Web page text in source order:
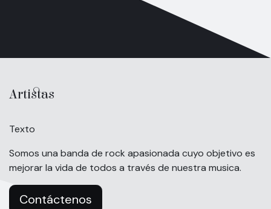
Artistas
Texto
Somos una banda de rock apasionada cuyo objetivo es
mejorar la vida de todos a través de nuestra musica.
Contáctenos